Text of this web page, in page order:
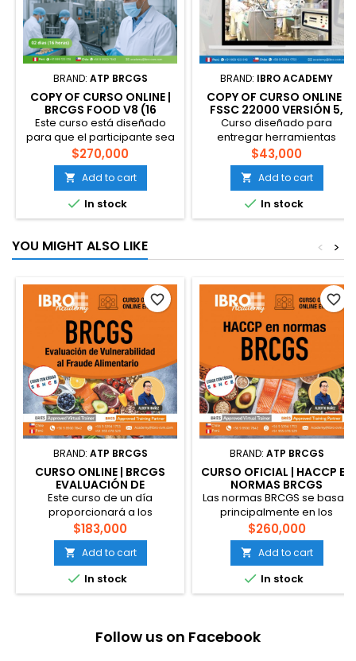
BRAND: ATP BRCGS
COPY OF CURSO ONLINE |
BRCGS FOOD V8 (16
HORAS)
Este curso está diseñado
para que el participante sea
capaz de identificar y aplicar
correctamente los requisitos
de la norma BRCGS Food
Versión 8 en la producción
de alimentos, todo esto bajo
un sistema de calidad e
preventiva, basado en los
fraude alimentario con
enfoque...
$270,000
 Add to cart
 In stock
BRAND: IBRO ACADEMY
COPY OF CURSO ONLINE |
FSSC 22000 VERSIÓN 5,
FUNDAMENTOS Y
APLICACIÓN
Curso diseñado para
entregar herramientas
teórico-prácticas que
permitan que el participante
identifique y aplique los
requisitos de la norma FSSC
22000 versión 4 en la
producción de alimentos.
calidad e inocuidad con
riesgos de la calidad e
inocuidad alimentaria y
fraude alimentario,...
$43,000
 Add to cart
 In stock
YOU MIGHT ALSO LIKE >
<
BRAND: ATP BRCGS
CURSO ONLINE | BRCGS
EVALUACIÓN DE
VULNERABILIDAD AL
FRAUDE ALIMENTARIO
Este curso de un día
proporcionará a los
participantes una
comprensión profunda de la
evaluación de vulnerabilidad
para el fraude alimentario y
les permitirá utilizar técnicas
para identificar y mitigar
cadena de suministro. Esto
$183,000
 Add to cart
 In stock
favorite_border
BRAND: ATP BRCGS
CURSO OFICIAL | HACCP EN
NORMAS BRCGS
Las normas BRCGS se basan
principalmente en los
principios del HACCP, por ello
comprender el HACCP desde
la perspectiva de las normas
es fundamental para una
adecuada implementación
dentro de la gestión bajo
Chile). Duración: 16 horas
$260,000
 Add to cart
 In stock
favorite_border
Follow us on Facebook